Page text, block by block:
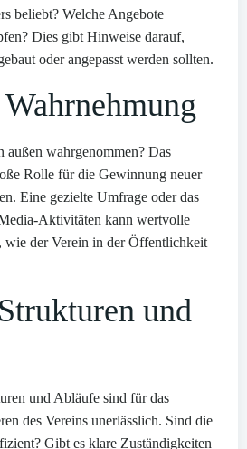
beliebt? Welche Angebote
Dies gibt Hinweise darauf,
oder angepasst werden sollten.
wahrgenommen? Das
Rolle für die Gewinnung neuer
Eine gezielte Umfrage oder das
Aktivitäten kann wertvolle
wie der Verein in der Öffentlichkeit
und
und Abläufe sind für das
des Vereins unerlässlich. Sind die
Gibt es klare Zuständigkeiten